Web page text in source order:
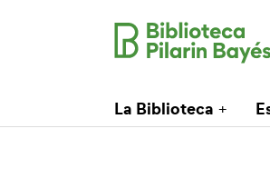
La Biblioteca